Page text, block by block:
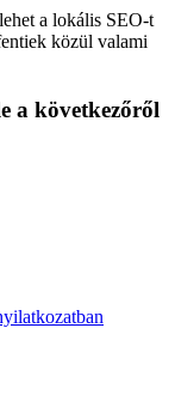
a lokális SEO-t
közül valami
a következőről